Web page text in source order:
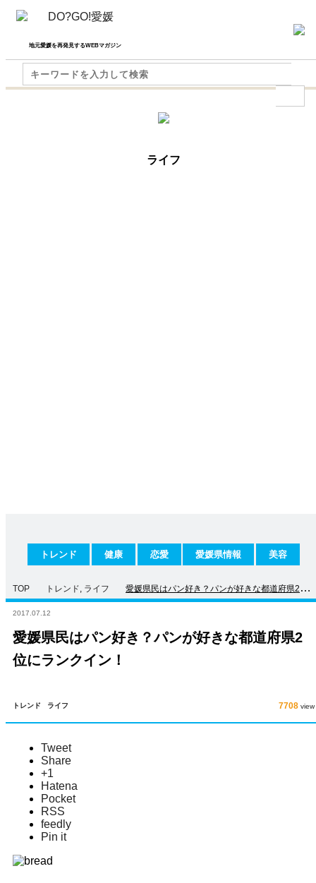
地元愛媛を再発見するWEBマガジン
ライフ
トレンド 健康 恋愛 愛媛県情報 美容
TOP トレンド, ライフ
愛媛県民はパン好き？パンが好きな都道府県2位
にランクイン！
2017.07.12
愛媛県民はパン好き？パンが好きな都道府県2
位にランクイン！
トレンド ライフ 7708 view
Tweet
Share
+1
Hatena
Pocket
RSS
feedly
Pin it